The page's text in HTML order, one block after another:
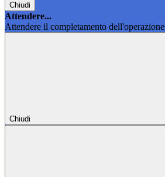
Chiudi
Attendere...
Attendere il completamento
Chiudi